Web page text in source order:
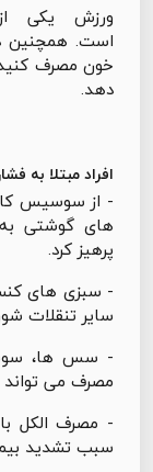
ورزش یکی
است. همچنین
خون مصرف
دهد.
افراد مبتلا به
- از سوسیس
های گوشتی به
پرهیز کرد.
- سبزی های
سایر تنقلات
- سس ها، سوپ
مصرف می
- مصرف الکل
سبب تشدید